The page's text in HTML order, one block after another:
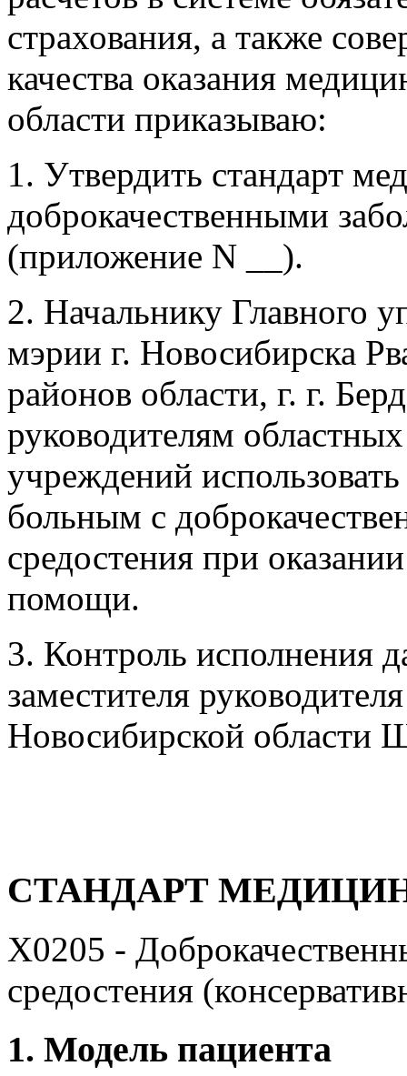
страхования, а также
качества оказания
области приказываю:
1. Утвердить стандарт
доброкачественными
(приложение N __).
2. Начальнику Главного
мэрии г. Новосибирска
районов области, г. г.
руководителям
учреждений
больным с
средостения при
помощи.
3. Контроль исполнения
заместителя
Новосибирской области
СТАНДАРТ
Х0205 -
средостения
1. Модель пациента